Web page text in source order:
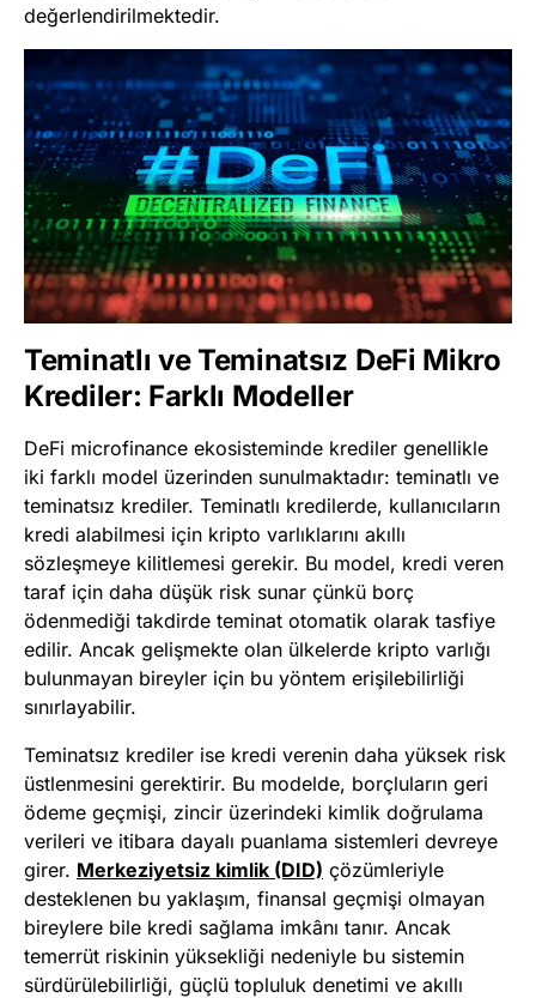
değerlendirilmektedir.
Teminatlı ve Teminatsız DeFi Mikro
Krediler: Farklı Modeller
DeFi microfinance ekosisteminde krediler genellikle
iki farklı model üzerinden sunulmaktadır: teminatlı ve
teminatsız krediler. Teminatlı kredilerde, kullanıcıların
kredi alabilmesi için kripto varlıklarını akıllı
sözleşmeye kilitlemesi gerekir. Bu model, kredi veren
taraf için daha düşük risk sunar çünkü borç
ödenmediği takdirde teminat otomatik olarak tasfiye
edilir. Ancak gelişmekte olan ülkelerde kripto varlığı
bulunmayan bireyler için bu yöntem erişilebilirliği
sınırlayabilir.
Teminatsız krediler ise kredi verenin daha yüksek risk
üstlenmesini gerektirir. Bu modelde, borçluların geri
ödeme geçmişi, zincir üzerindeki kimlik doğrulama
verileri ve itibara dayalı puanlama sistemleri devreye
girer. Merkeziyetsiz kimlik (DID) çözümleriyle
desteklenen bu yaklaşım, finansal geçmişi olmayan
bireylere bile kredi sağlama imkânı tanır. Ancak
temerrüt riskinin yüksekliği nedeniyle bu sistemin
sürdürülebilirliği, güçlü topluluk denetimi ve akıllı